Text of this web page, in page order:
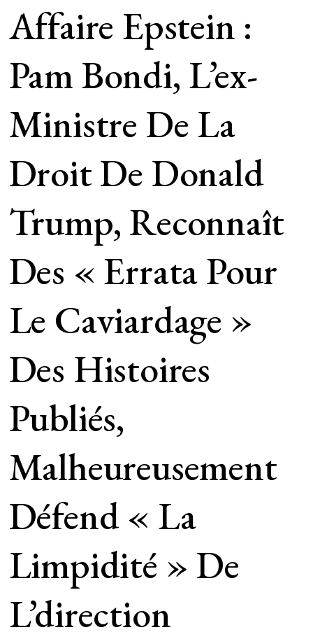
Affaire Epstein :
Pam Bondi, L’ex-
Ministre De La
Droit De Donald
Trump, Reconnaît
Des « Errata Pour
Le Caviardage »
Des Histoires
Publiés,
Malheureusement
Défend « La
Limpidité » De
L’direction